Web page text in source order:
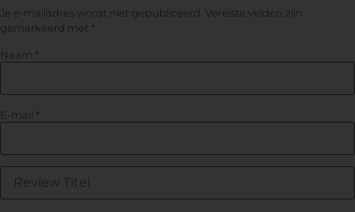
Je e-mailadres wordt niet gepubliceerd. Vereiste velden zijn
gemarkeerd met *
Naam *
E-mail *